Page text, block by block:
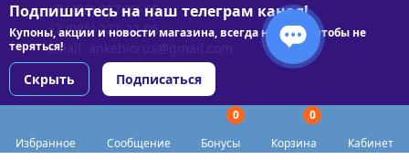
Избранное Сообщение
0
Бонусы
0
Корзина
Кабинет
+7 (495) 227-22-05
+7 (985) 227-22-05
Email: ankebiorus@gmail.com
Подпишитесь на наш телеграм канал!
Купоны, акции и новости магазина, всегда на связи чтобы не
теряться!
Скрыть Подписаться